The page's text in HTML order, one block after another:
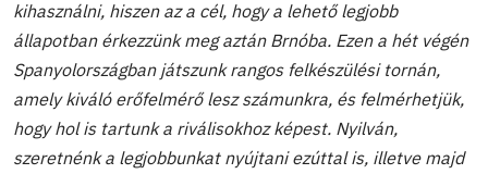
kihasználni, hiszen az a cél, hogy a lehető legjobb
állapotban érkezzünk meg aztán Brnóba. Ezen a hét végén
Spanyolországban játszunk rangos felkészülési tornán,
amely kiváló erőfelmérő lesz számunkra, és felmérhetjük,
hogy hol is tartunk a riválisokhoz képest. Nyilván,
szeretnénk a legjobbunkat nyújtani ezúttal is, illetve majd